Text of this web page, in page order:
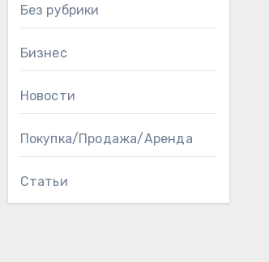
Без рубрики
Бизнес
Новости
Покупка/Продажа/Аренда
Статьи